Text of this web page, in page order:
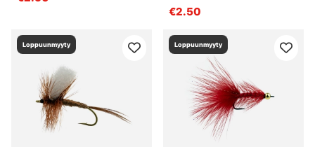
€2.50
Loppuunmyyty Loppuunmyyty